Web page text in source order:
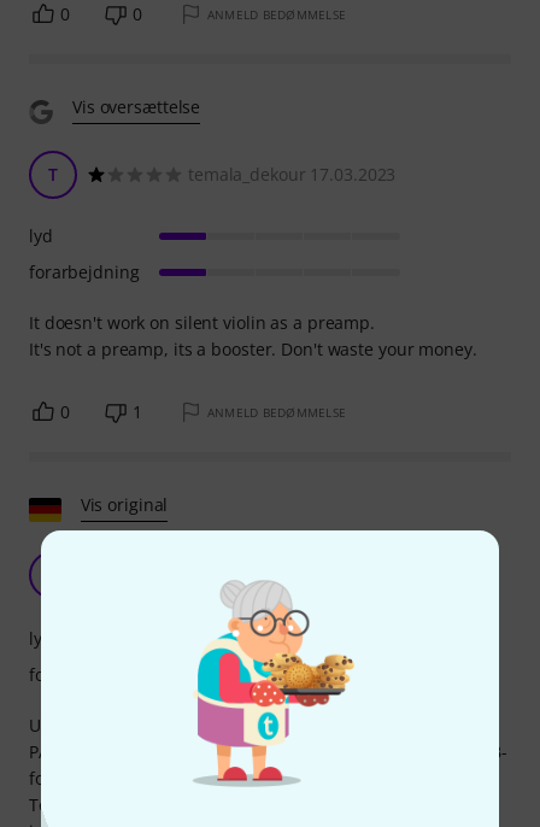
0 0 ANMELD BEDØMMELSE
Vis oversættelse
T temala_dekour 17.03.2023
It doesn't work on silent violin as a preamp.
It's not a preamp, its a booster. Don't waste your money.
lyd
forarbejdning
0 1 ANMELD BEDØMMELSE
Vis original
jürgenambass 12.08.2015
Under prøverne tilslutter jeg min passive båndløse bas til
PA-mixeren (uden egen forstærker). Ved at bruge TAP Pre-B-
forforstærkeren imellem kan jeg selv styre lyd og volumen.
Tonen påvirkes ikke, og der er ingen støj. Fordelene
lyd
forarbejdning